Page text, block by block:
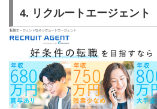
4. リクルートエージェント